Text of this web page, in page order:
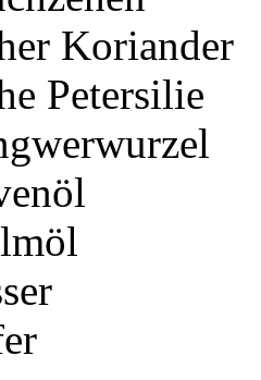
Koriander
Petersilie